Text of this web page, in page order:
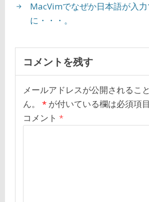
MacVimでなぜか日本語が入
に・・・。
コメントを残す
メールアドレスが公開されるこ
ん。
* が付いている欄は必須項
コメント *